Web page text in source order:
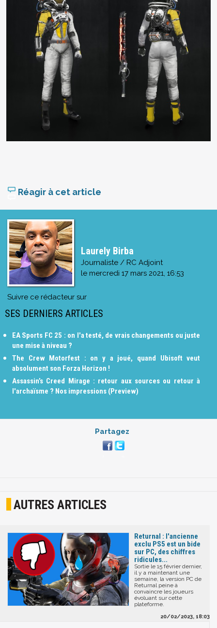
Réagir à cet article
Laurely Birba
Journaliste / RC Adjoint
le mercredi 17 mars 2021, 16:53
Suivre ce rédacteur sur
SES DERNIERS ARTICLES
EA Sports FC 25 : on l'a testé, de vrais changements ou juste
une mise à niveau ?
The Crew Motorfest : on y a joué, quand Ubisoft veut
absolument son Forza Horizon !
Assassin’s Creed Mirage : retour aux sources ou retour à
l'archaïsme ? Nos impressions (Preview)
Partagez
AUTRES ARTICLES
Returnal : l'ancienne
exclu PS5 est un bide
sur PC, des chiffres
ridicules...
Sortie le 15 février dernier,
il y a maintenant une
semaine, la version PC de
Returnal peine à
convaincre les joueurs
évoluant sur cette
plateforme.
20/02/2023, 18:03